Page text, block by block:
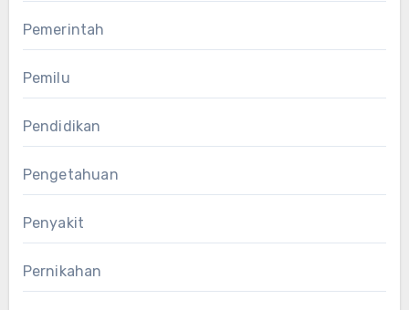
Pemerintah
Pemilu
Pendidikan
Pengetahuan
Penyakit
Pernikahan